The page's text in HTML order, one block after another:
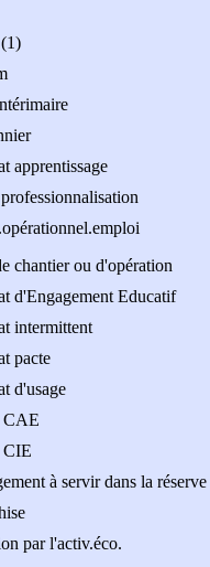
apprentissage
chantier ou d'opération
d'Engagement Educatif
intermittent
pacte
d'usage
à servir dans la réserve
par l'activ.éco.